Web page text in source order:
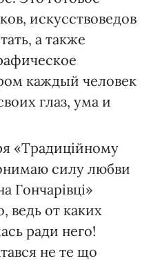
искусствоведов
а также
каждый человек
глаз, ума и
«Традиційному
силу любви
Гончарівці»
ведь от каких
ради него!
не те що